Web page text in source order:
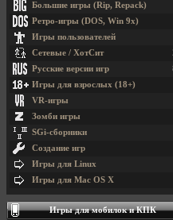
Большие игры (Rip, Repack)
Ретро-игры (DOS, Win 9x)
Игры пользователей
Сетевые / ХотСит
Русские версии игр
Игры для взрослых (18+)
VR-игры
Зомби игры
SGi-сборники
Создание игр
Игры для Linux
Игры для Mac OS X
Игры для мобилок и КПК